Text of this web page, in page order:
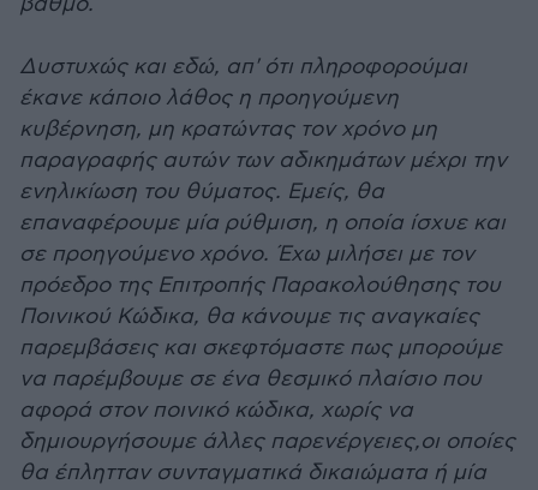
Δυστυχώς και εδώ, απ' ότι πληροφορούμαι
έκανε κάποιο λάθος η προηγούμενη
κυβέρνηση, μη κρατώντας τον χρόνο μη
παραγραφής αυτών των αδικημάτων μέχρι την
ενηλικίωση του θύματος. Εμείς, θα
επαναφέρουμε μία ρύθμιση, η οποία ίσχυε και
σε προηγούμενο χρόνο. Έχω μιλήσει με τον
πρόεδρο της Επιτροπής Παρακολούθησης του
Ποινικού Κώδικα, θα κάνουμε τις αναγκαίες
παρεμβάσεις και σκεφτόμαστε πως μπορούμε
να παρέμβουμε σε ένα θεσμικό πλαίσιο που
αφορά στον ποινικό κώδικα, χωρίς να
δημιουργήσουμε άλλες παρενέργειες,οι οποίες
θα έπλητταν συνταγματικά δικαιώματα ή μία